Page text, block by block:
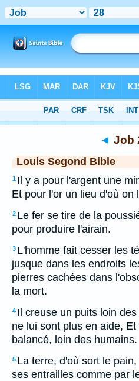
◄ Job
Louis Segond Bible
1 Il y a pour l'argent une
Et pour l'or un lieu d'où on
2 Le fer se tire de la
pour produire l'airain.
3 L'homme fait cesser les
jusque dans les endroits
pierres cachées dans
la mort.
4 Il creuse un puits loin
ne lui sont plus en aide,
balancé, loin des humains.
5 La terre, d'où sort le
ses entrailles comme par